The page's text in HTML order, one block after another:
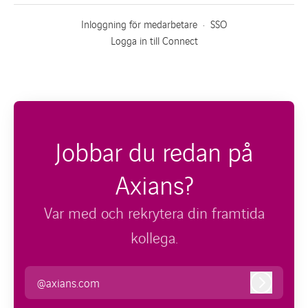
Inloggning för medarbetare · SSO
Logga in till Connect
Jobbar du redan på
Axians?
Var med och rekrytera din framtida
kollega.
@axians.com